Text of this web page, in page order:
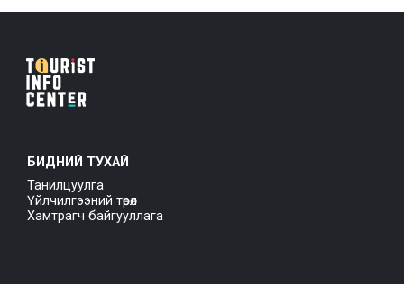
БИДНИЙ ТУХАЙ
Танилцуулга
Үйлчилгээний төрөл
Хамтрагч байгууллага